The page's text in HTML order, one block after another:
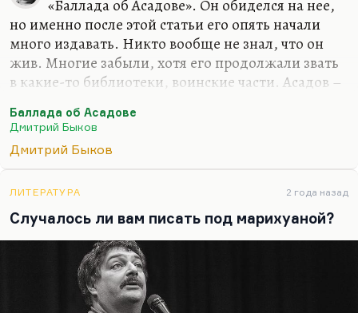
более четкой. Переводить с английского я буду
много. Вот «Март» переведу Кунищака, буду
«Сорделло» заканчивать. Конечно, я…
«Баллада об Асадове». Он обиделся на нее,
но именно после этой статьи его опять начали
много издавать. Никто вообще не знал, что он
жив. Многие забыли, хотя его продолжали звать
в какие-то библиотеки, воинские части. Асадов –
для советского нижнего этажа среднего класса.
Этим людям нужна своя поэзия. Это поэтическая
поп-культура, не лишенная ни морали, ни
находок. Безусловно, это важный человек.
Понимаете, в Советском Союзе была довольно
интеллигентная, довольно культурная попса
(хотя это нельзя назвать попсой). Вот ушел со
сцены Валерий Леонтьев. Сделал такое…
Баллада об Асадове
Дмитрий Быков
Дмитрий Быков
ЛИТЕРАТУРА 2 года назад
Случалось ли вам писать под марихуаной?